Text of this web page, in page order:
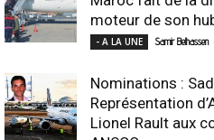
moteur de son
- A LA UNE Samir Belhassen
Nominations :
Représentation
Lionel Rault aux